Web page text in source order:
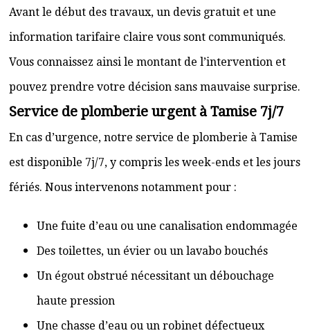
Avant le début des travaux, un devis gratuit et une
information tarifaire claire vous sont communiqués.
Vous connaissez ainsi le montant de l’intervention et
pouvez prendre votre décision sans mauvaise surprise.
Service de plomberie urgent à Tamise 7j/7
En cas d’urgence, notre service de plomberie à Tamise
est disponible 7j/7, y compris les week-ends et les jours
fériés. Nous intervenons notamment pour :
Une fuite d’eau ou une canalisation endommagée
Des toilettes, un évier ou un lavabo bouchés
Un égout obstrué nécessitant un débouchage
haute pression
Une chasse d’eau ou un robinet défectueux